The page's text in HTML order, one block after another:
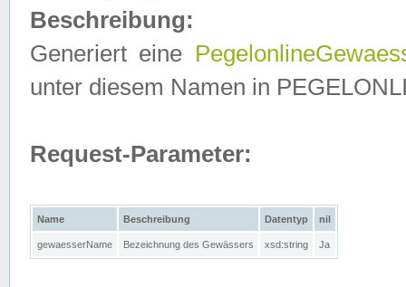
Beschreibung:
Generiert eine
unter diesem Namen in
Request-Parameter:
Name Beschreibung Datentyp nil
gewaesserName Bezeichnung des Gewässers xsd:string Ja